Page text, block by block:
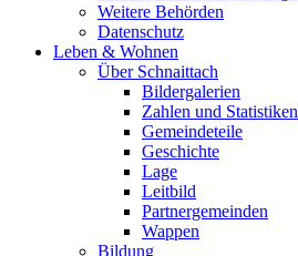
Weitere Behörden
Datenschutz
Leben & Wohnen
Über Schnaittach
Bildergalerien
Zahlen und Statistiken
Gemeindeteile
Geschichte
Lage
Leitbild
Partnergemeinden
Wappen
Bildung